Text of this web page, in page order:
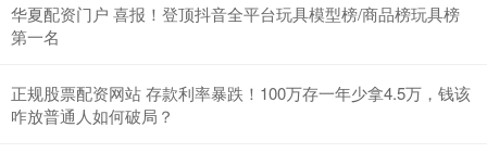
华夏配资门户 喜报！登顶抖音全平台玩具模型榜/商品榜玩具榜
第一名
正规股票配资网站 存款利率暴跌！100万存一年少拿4.5万，钱该
咋放普通人如何破局？